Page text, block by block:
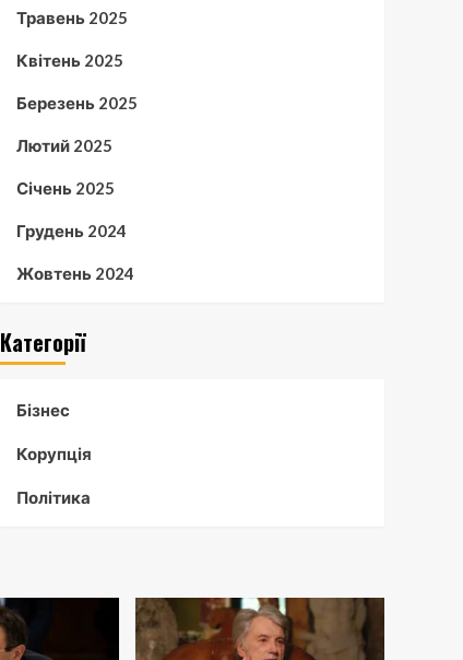
Травень 2025
Квітень 2025
Березень 2025
Лютий 2025
Січень 2025
Грудень 2024
Жовтень 2024
Категорії
Бізнес
Корупція
Політика